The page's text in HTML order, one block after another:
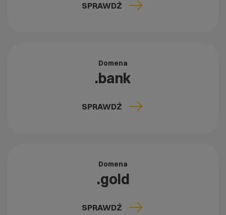
SPRAWDŹ
Domena
.bank
SPRAWDŹ
Domena
.gold
SPRAWDŹ